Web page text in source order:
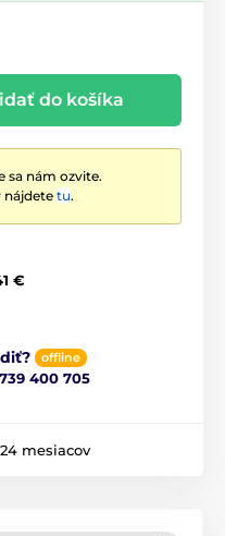
do košíka
sa nám ozvite.
nájdete tu.
€
offline
400 705
24 mesiacov